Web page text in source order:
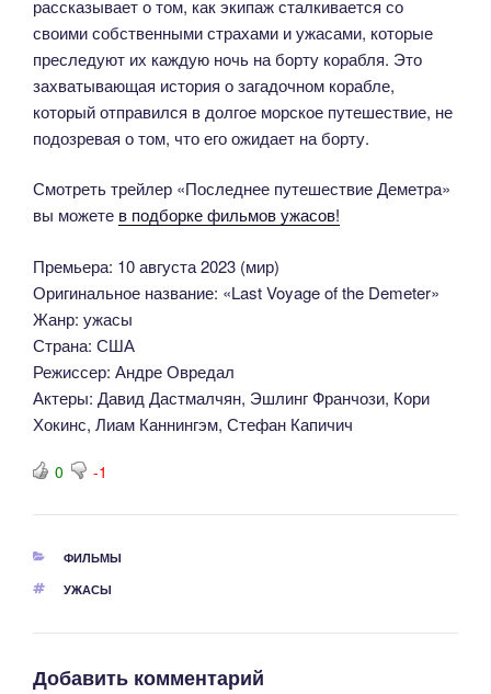
рассказывает о том, как экипаж сталкивается со
своими собственными страхами и ужасами, которые
преследуют их каждую ночь на борту корабля. Это
захватывающая история о загадочном корабле,
который отправился в долгое морское путешествие, не
подозревая о том, что его ожидает на борту.
Смотреть трейлер «Последнее путешествие Деметра»
вы можете в подборке фильмов ужасов!
Премьера: 10 августа 2023 (мир)
Оригинальное название: «Last Voyage of the Demeter»
Жанр: ужасы
Страна: США
Режиссер: Андре Овредал
Актеры: Давид Дастмалчян, Эшлинг Франчози, Кори
Хокинс, Лиам Каннингэм, Стефан Капичич
0 -1
РУБРИКИ
ФИЛЬМЫ
МЕТКИ
УЖАСЫ
Добавить комментарий